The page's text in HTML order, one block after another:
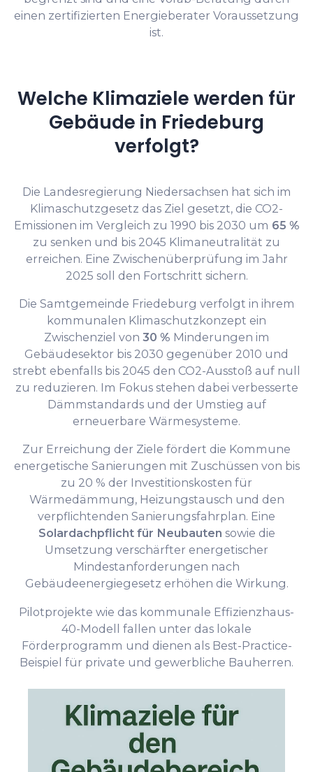
einen zertifizierten Energieberater Voraussetzung
ist.
Welche Klimaziele werden für
Gebäude in Friedeburg
verfolgt?
Die Landesregierung Niedersachsen hat sich im
Klimaschutzgesetz das Ziel gesetzt, die CO2-
Emissionen im Vergleich zu 1990 bis 2030 um 65 %
zu senken und bis 2045 Klimaneutralität zu
erreichen. Eine Zwischenüberprüfung im Jahr
2025 soll den Fortschritt sichern.
Die Samtgemeinde Friedeburg verfolgt in ihrem
kommunalen Klimaschutzkonzept ein
Zwischenziel von 30 % Minderungen im
Gebäudesektor bis 2030 gegenüber 2010 und
strebt ebenfalls bis 2045 den CO2-Ausstoß auf null
zu reduzieren. Im Fokus stehen dabei verbesserte
Dämmstandards und der Umstieg auf
erneuerbare Wärmesysteme.
Zur Erreichung der Ziele fördert die Kommune
energetische Sanierungen mit Zuschüssen von bis
zu 20 % der Investitionskosten für
Wärmedämmung, Heizungstausch und den
verpflichtenden Sanierungsfahrplan. Eine
Solardachpflicht für Neubauten sowie die
Umsetzung verschärfter energetischer
Mindestanforderungen nach
Gebäudeenergiegesetz erhöhen die Wirkung.
Pilotprojekte wie das kommunale Effizienzhaus-
40-Modell fallen unter das lokale
Förderprogramm und dienen als Best-Practice-
Beispiel für private und gewerbliche Bauherren.